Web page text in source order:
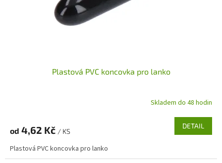
Plastová PVC koncovka pro lanko
Skladem do 48 hodin
od 4,62 Kč / KS
DETAIL
Plastová PVC koncovka pro lanko